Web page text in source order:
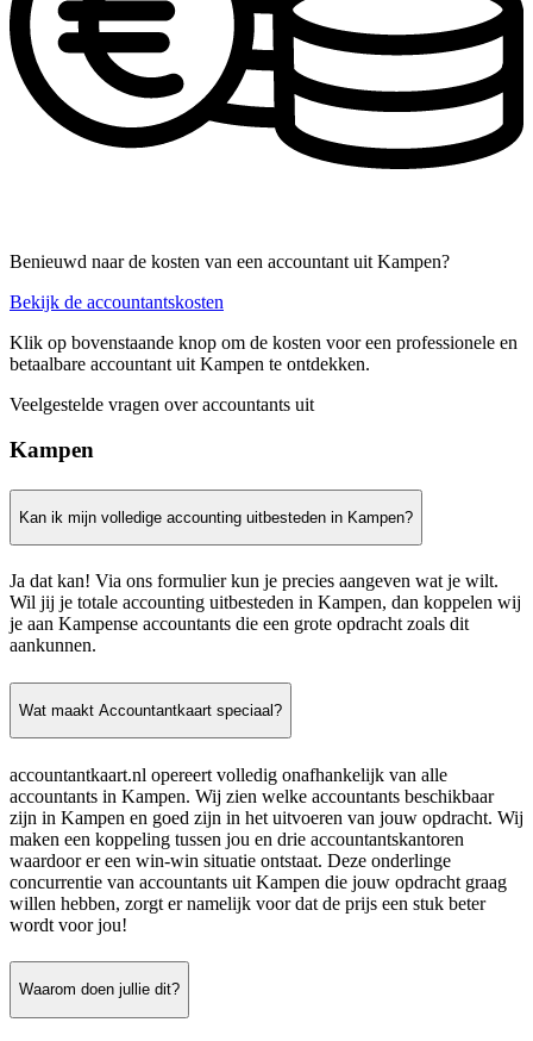
Benieuwd naar de kosten van een accountant uit Kampen?
Bekijk de accountantskosten
Klik op bovenstaande knop om de kosten voor een professionele en
betaalbare accountant uit Kampen te ontdekken.
Veelgestelde vragen over accountants uit
Kampen
Kan ik mijn volledige accounting uitbesteden in Kampen?
Ja dat kan! Via ons formulier kun je precies aangeven wat je wilt.
Wil jij je totale accounting uitbesteden in Kampen, dan koppelen wij
je aan Kampense accountants die een grote opdracht zoals dit
aankunnen.
Wat maakt Accountantkaart speciaal?
accountantkaart.nl opereert volledig onafhankelijk van alle
accountants in Kampen. Wij zien welke accountants beschikbaar
zijn in Kampen en goed zijn in het uitvoeren van jouw opdracht. Wij
maken een koppeling tussen jou en drie accountantskantoren
waardoor er een win-win situatie ontstaat. Deze onderlinge
concurrentie van accountants uit Kampen die jouw opdracht graag
willen hebben, zorgt er namelijk voor dat de prijs een stuk beter
wordt voor jou!
Waarom doen jullie dit?